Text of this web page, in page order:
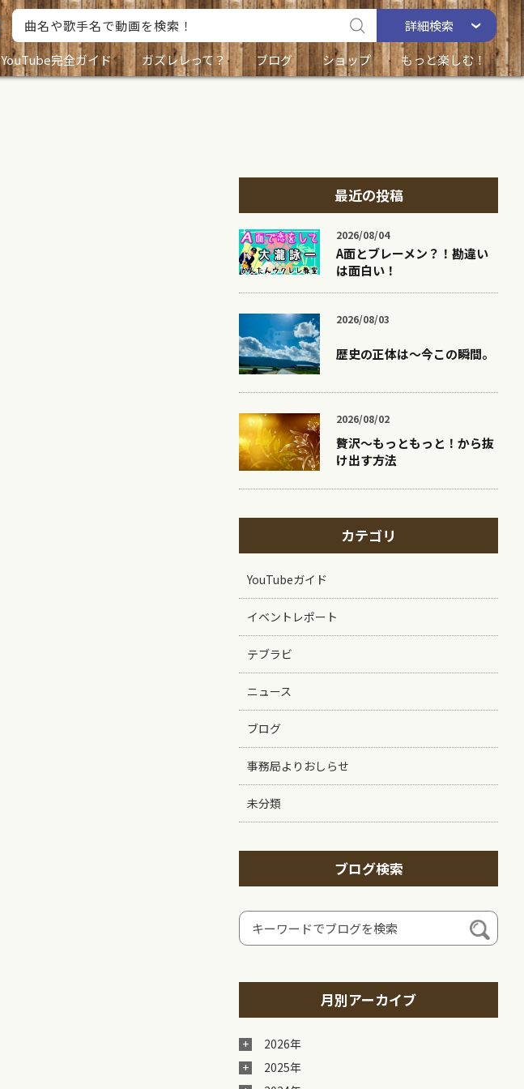
詳細検索
YouTube完全ガイド ガズレレって？ ブログ ショップ もっと楽しむ！
最近の投稿
2026/08/04
A面とブレーメン？！勘違い
は面白い！
2026/08/03
歴史の正体は〜今この瞬間。
2026/08/02
贅沢〜もっともっと！から抜
け出す方法
カテゴリ
YouTubeガイド
イベントレポート
テブラビ
ニュース
ブログ
事務局よりおしらせ
未分類
ブログ検索
月別アーカイブ
2026年
2025年